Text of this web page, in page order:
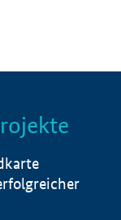
Info